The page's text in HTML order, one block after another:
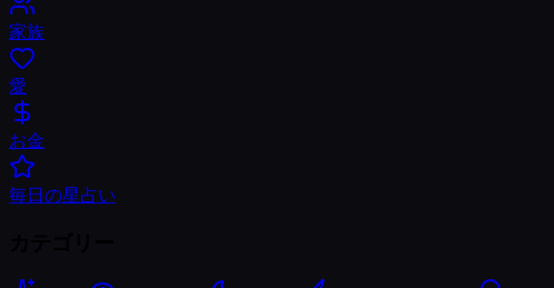
家族
愛
お金
毎日の星占い